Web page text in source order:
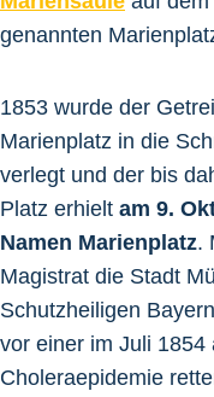
genannten
1853 wurde der
Marienplatz in die
verlegt und der bis
Platz erhielt am 9.
Namen Marienplatz.
Magistrat die Stadt
Schutzheiligen
vor einer im Juli 1854
Choleraepidemie